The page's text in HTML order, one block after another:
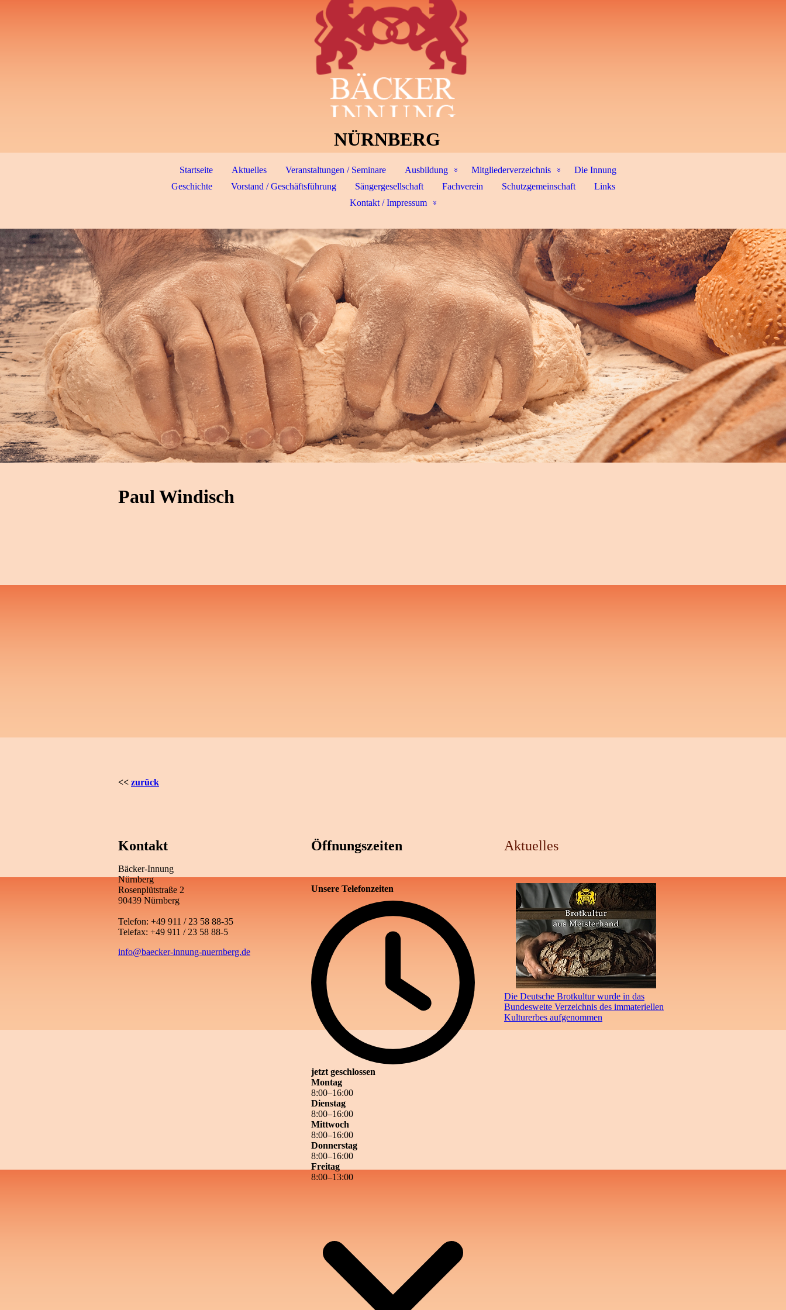
NÜRNBERG
Startseite Aktuelles Veranstaltungen / Seminare Ausbildung Mitgliederverzeichnis
Die Innung
Geschichte
Vorstand / Geschäftsführung Sängergesellschaft Fachverein Schutzgemeinschaft
Links
Kontakt / Impressum
Paul Windisch
<< zurück
Kontakt
Bäcker-Innung
Nürnberg
Rosenplütstraße 2
90439 Nürnberg
Telefon: +49 911 / 23 58 88-35
Telefax: +49 911 / 23 58 88-5
info@baecker-innung-nuernberg.de
Öffnungszeiten
Unsere Telefonzeiten
jetzt geschlossen
Montag
8:00–16:00
Dienstag
8:00–16:00
Mittwoch
8:00–16:00
Donnerstag
8:00–16:00
Freitag
8:00–13:00
Aktuelles
Die Deutsche Brotkultur wurde in das
Bundesweite Verzeichnis des immateriellen
Kulturerbes aufgenommen